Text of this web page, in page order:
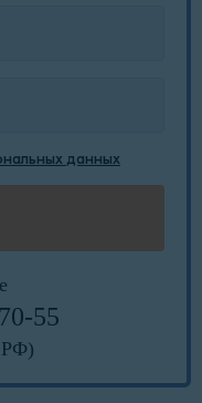
данных
55
РФ)